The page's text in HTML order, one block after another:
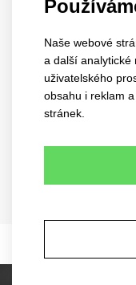
Naše webové
a další analytické
uživatelského
obsahu i reklam
stránek.
6 barev